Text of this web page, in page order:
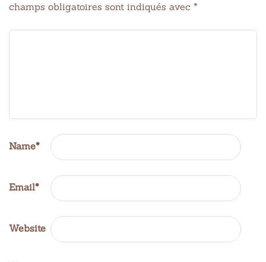
champs obligatoires sont indiqués avec *
Name*
Email*
Website